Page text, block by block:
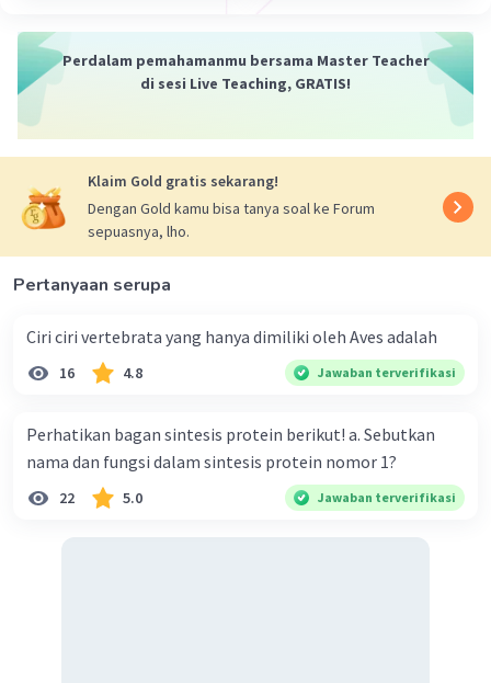
Perdalam pemahamanmu bersama Master Teacher
di sesi Live Teaching, GRATIS!
Klaim Gold gratis sekarang!
Dengan Gold kamu bisa tanya soal ke Forum
sepuasnya, lho.
Pertanyaan serupa
Ciri ciri vertebrata yang hanya dimiliki oleh Aves adalah
16 4.8 Jawaban terverifikasi
Perhatikan bagan sintesis protein berikut! a. Sebutkan
nama dan fungsi dalam sintesis protein nomor 1?
22 5.0 Jawaban terverifikasi